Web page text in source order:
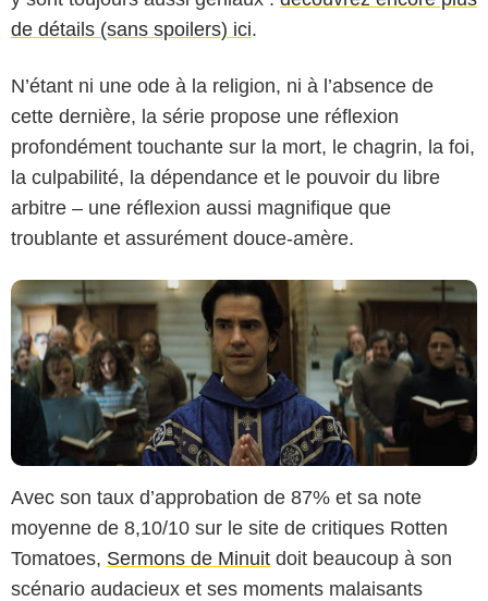
de détails (sans spoilers) ici.
N’étant ni une ode à la religion, ni à l’absence de
cette dernière, la série propose une réflexion
profondément touchante sur la mort, le chagrin, la foi,
la culpabilité, la dépendance et le pouvoir du libre
arbitre – une réflexion aussi magnifique que
troublante et assurément douce-amère.
Avec son taux d’approbation de 87% et sa note
moyenne de 8,10/10 sur le site de critiques Rotten
Tomatoes, Sermons de Minuit doit beaucoup à son
scénario audacieux et ses moments malaisants